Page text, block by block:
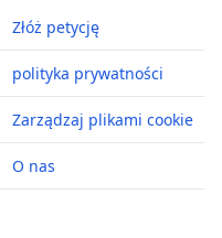
Złóż petycję
polityka prywatności
Zarządzaj plikami cookie
O nas